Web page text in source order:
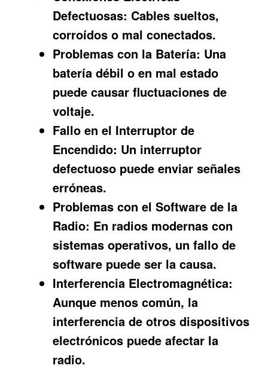
Defectuosas: Cables sueltos,
corroídos o mal conectados.
Problemas con la Batería: Una
batería débil o en mal estado
puede causar fluctuaciones de
voltaje.
Fallo en el Interruptor de
Encendido: Un interruptor
defectuoso puede enviar señales
erróneas.
Problemas con el Software de la
Radio: En radios modernas con
sistemas operativos, un fallo de
software puede ser la causa.
Interferencia Electromagnética:
Aunque menos común, la
interferencia de otros dispositivos
electrónicos puede afectar la
radio.